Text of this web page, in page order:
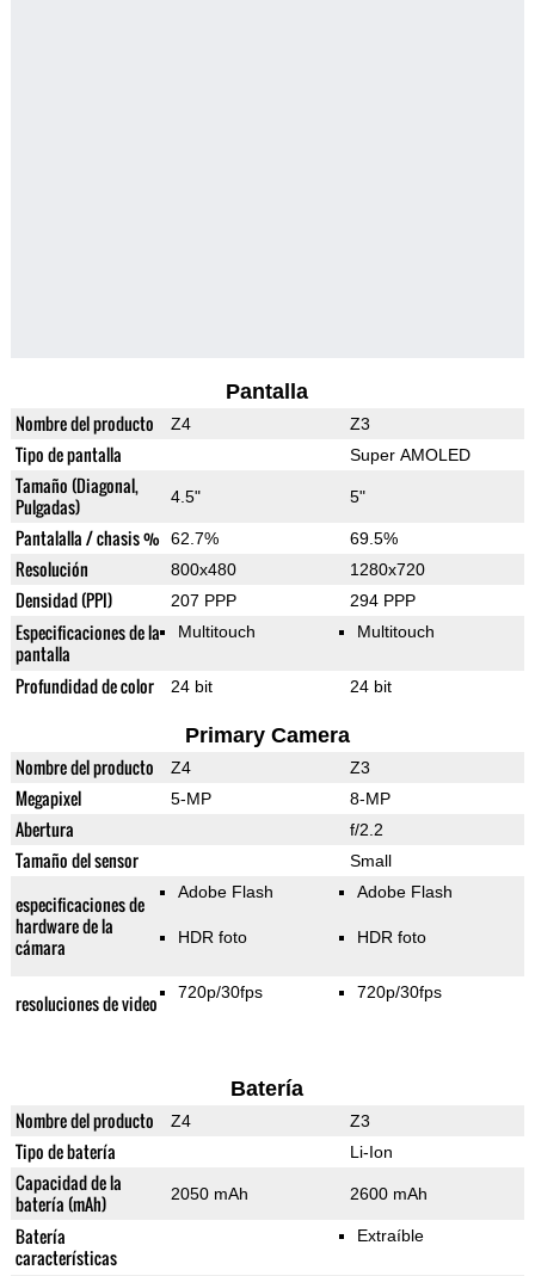
Pantalla
Nombre del producto Z4 Z3
Tipo de pantalla Super AMOLED
Tamaño (Diagonal,
Pulgadas)
4.5" 5"
Pantalalla / chasis % 62.7% 69.5%
Resolución 800x480 1280x720
Densidad (PPI) 207 PPP 294 PPP
Especificaciones de la
pantalla
Multitouch Multitouch
Profundidad de color 24 bit 24 bit
Primary Camera
Nombre del producto Z4 Z3
Megapixel 5-MP 8-MP
Abertura f/2.2
Tamaño del sensor Small
especificaciones de
hardware de la
cámara
Adobe Flash
HDR foto
Adobe Flash
HDR foto
resoluciones de video 720p/30fps 720p/30fps
Batería
Nombre del producto Z4 Z3
Tipo de batería Li-Ion
Capacidad de la
batería (mAh)
2050 mAh 2600 mAh
Batería
características
Extraíble